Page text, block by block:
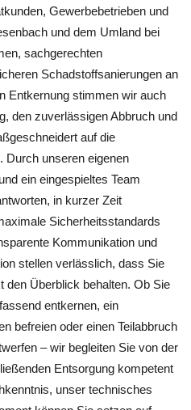
Gewerbebetrieben und
und dem Umland bei
sachgerechten
Schadstoffsanierungen an
Entkernung stimmen wir auch
den zuverlässigen Abbruch und
auf die
Durch unseren eigenen
ein eingespieltes Team
in kurzer Zeit
Sicherheitsstandards
Kommunikation und
stellen verlässlich, dass Sie
den Überblick behalten. Ob Sie
entkernen, ein
befreien oder einen Teilabbruch
– wir begleiten Sie von der
Entsorgung kompetent
unser technisches